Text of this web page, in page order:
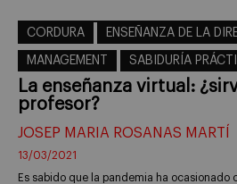
CORDURA ENSEÑANZA DE LA
MANAGEMENT SABIDURÍA
La enseñanza virtual:
profesor?
JOSEP MARIA ROSANAS MARTÍ
13/03/2021
Es sabido que la pandemia ha ocasionado